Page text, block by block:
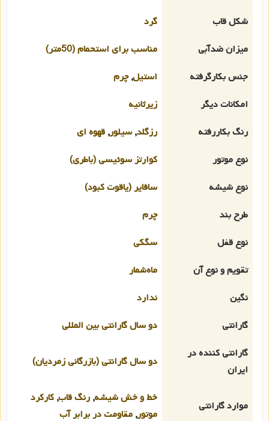
شکل قاب
گرد
میزان ضدآبی
مناسب برای استحمام (50متر)
جنس بکارگرفته
استیل,چرم
امکانات دیگر
زیرثانیه
رنگ بکاررفته
رزگلد, سیلور, قهوه ای
نوع موتور
کوارتز سوئیسی (باطری)
نوع شیشه
سافایر (یاقوت کبود)
طرح بند
چرم
نوع قفل
سگکی
تقویم و نوع آن
ماه‌شمار
نگین
ندارد
گارانتی
دو سال گارانتی بین المللی
گارانتی کننده در
ایران
دو سال گارانتی (بازرگانی زمردیان)
موارد گارانتی
خط و خش شیشه, رنگ قاب, کارکرد
موتور, مقاومت در برابر آب